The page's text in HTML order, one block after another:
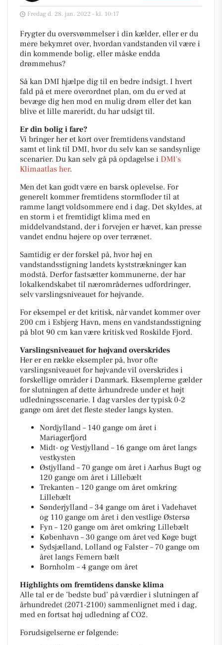
Fredag d. 28. jan. 2022 - kl. 10:17
Frygter du oversvømmelser i din kælder, eller er du
mere bekymret over, hvordan vandstanden vil være i
din kommende bolig, eller måske endda
drømmehus?
Så kan DMI hjælpe dig til en bedre indsigt. I hvert
fald på et mere overordnet plan, om du er ved at
bevæge dig hen mod en mulig drøm eller det kan
blive et lille mareridt, du har udsigt til.
Er din bolig i fare?
Vi bringer her et kort over fremtidens vandstand
samt et link til DMI, hvor du selv kan se sandsynlige
scenarier. Du kan selv gå på opdagelse i DMI's
Klimaatlas her.
Men det kan godt være en barsk oplevelse. For
generelt kommer fremtidens stormfloder til at
ramme langt voldsommere end i dag. Det skyldes, at
en storm i et fremtidigt klima med en
middelvandstand, der i forvejen er hævet, kan presse
vandet endnu højere op over terrænet.
Samtidig er der forskel på, hvor høj en
vandstandsstigning landets kyststrækninger kan
modstå. Derfor fastsætter kommunerne, der har
lokalkendskabet til nærområdernes udfordringer,
selv varslingsniveauet for højvande.
For eksempel er det kritisk, når vandet kommer over
200 cm i Esbjerg Havn, mens en vandstandsstigning
på blot 90 cm kan være kritisk ved Roskilde Fjord.
Varslingsniveauet for højvand overskrides
Her er en række eksempler på, hvor ofte
varslingsniveauet for højvande vil overskrides i
forskellige områder i Danmark. Eksemplerne gælder
for slutningen af dette århundrede under et højt
udledningsscenarie. I dag varsles der typisk 0-2
gange om året det fleste steder langs kysten.
Nordjylland – 140 gange om året i
Mariagerfjord
Midt- og Vestjylland – 16 gange om året langs
vestkysten
Østjylland – 70 gange om året i Aarhus Bugt og
120 gange om året i Lillebælt
Trekanten – 120 gange om året omkring
Lillebælt
Sønderjylland – 34 gange om året i Vadehavet
og 110 gange om året i den vestlige Østersø
Fyn – 120 gange om året omkring Lillebælt
København – 30 gange om året ved Køge bugt
Sydsjælland, Lolland og Falster – 70 gange om
året langs Femern bælt
Bornholm – 4 gange om året
Highlights om fremtidens danske klima
Alle tal er de ’bedste bud’ på værdier i slutningen af
århundredet (2071-2100) sammenlignet med i dag,
med en fortsat høj udledning af CO2.
Forudsigelserne er følgende: